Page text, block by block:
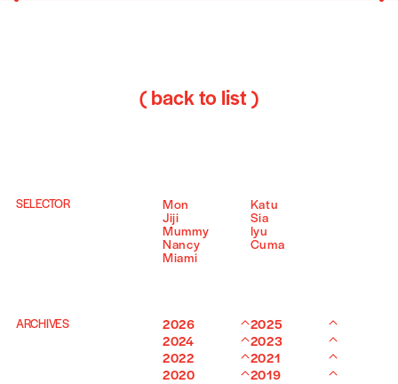
( back to list )
SELECTOR Mon
Katu
Jiji
Sia
Mummy
Iyu
Nancy
Cuma
Miami
ARCHIVES 2026
2025
2024
2023
2022
2021
2020
2019